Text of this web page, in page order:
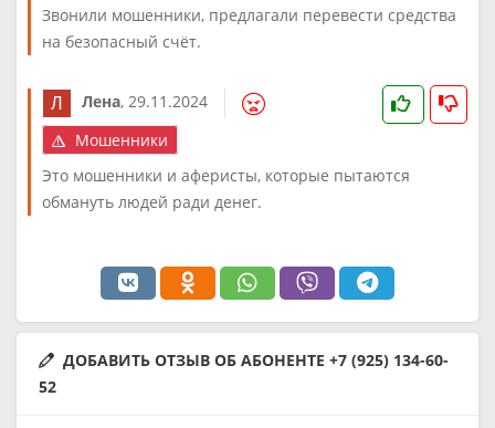
Звонили мошенники, предлагали перевести средства
на безопасный счёт.
Лена, 29.11.2024
Мошенники
Это мошенники и аферисты, которые пытаются
обмануть людей ради денег.
ДОБАВИТЬ ОТЗЫВ ОБ АБОНЕНТЕ +7 (925) 134-60-
52